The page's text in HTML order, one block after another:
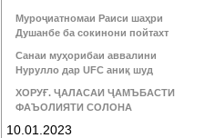
Муроҷиатномаи Раиси шаҳри
Душанбе ба сокинони пойтахт
Санаи муҳорибаи аввалини
Нурулло дар UFC аниқ шуд
ХОРУҒ. ҶАЛАСАИ ҶАМЪБАСТИ
ФАЪОЛИЯТИ СОЛОНА
10.01.2023